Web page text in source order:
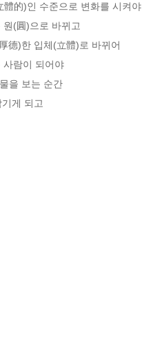
的)인 수준으로 변화를 시켜
(圓)으로 바뀌고
德)한 입체(立體)로 바뀌어
사람이 되어야
을 보는 순간
게 되고